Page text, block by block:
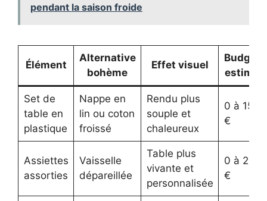
pendant la saison froide
Élément
Alternative
bohème
Effet visuel
Budget
estimé
Set de
table en
plastique
Nappe en
lin ou coton
froissé
Rendu plus
souple et
chaleureux
0 à 15
€
Assiettes
assorties
Vaisselle
dépareillée
Table plus
vivante et
personnalisée
0 à 20
€